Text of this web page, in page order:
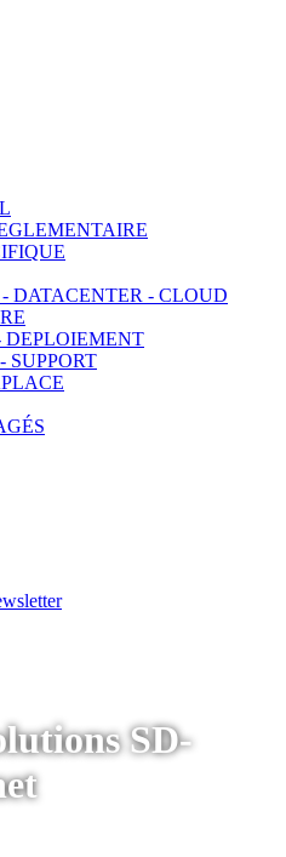
DATACENTER - CLOUD
SD-